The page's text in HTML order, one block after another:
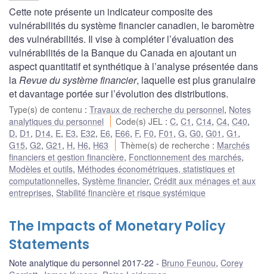
Cette note présente un indicateur composite des
vulnérabilités du système financier canadien, le baromètre
des vulnérabilités. Il vise à compléter l’évaluation des
vulnérabilités de la Banque du Canada en ajoutant un
aspect quantitatif et synthétique à l’analyse présentée dans
laRevue du système financier, laquelle est plus granulaire
et davantage portée sur l’évolution des distributions.
Type(s) de contenu : Travaux de recherche du personnel, Notes
analytiques du personnel
Code(s) JEL :C,C1 ,C14,C4,C40,
D, D1 , D14, E, E3, E32, E6, E66, F, F0, F01 , G, G0, G01 , G1 ,
G15, G2, G21 , H, H6, H63 Thème(s) de recherche : Marchés
financiers et gestion financière, Fonctionnement des marchés,
Modèles et outils, Méthodes économétriques, statistiques et
computationnelles, Système financier, Crédit aux ménages et aux
entreprises, Stabilité financière et risque systémique
The Impacts of Monetary Policy
Statements
Note analytique du personnel 2017-22 Bruno Feunou, Corey